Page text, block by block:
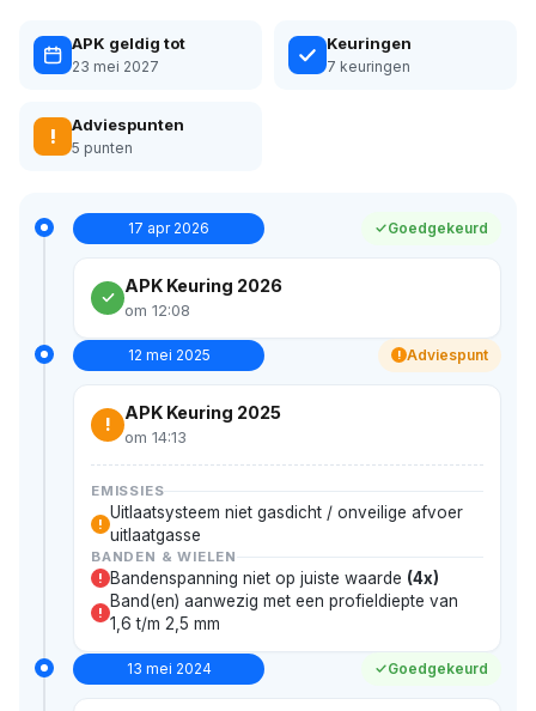
APK geldig tot
23 mei 2027
Keuringen
7 keuringen
! Adviespunten
5 punten
17 apr 2026 Goedgekeurd
APK Keuring 2026
om 12:08
12 mei 2025 ! Adviespunt
!
APK Keuring 2025
om 14:13
EMISSIES
!
Uitlaatsysteem niet gasdicht / onveilige afvoer
uitlaatgasse
BANDEN & WIELEN
! Bandenspanning niet op juiste waarde (4x)
!
Band(en) aanwezig met een profieldiepte van
1,6 t/m 2,5 mm
13 mei 2024 Goedgekeurd